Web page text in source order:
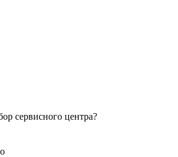
сервисного центра?